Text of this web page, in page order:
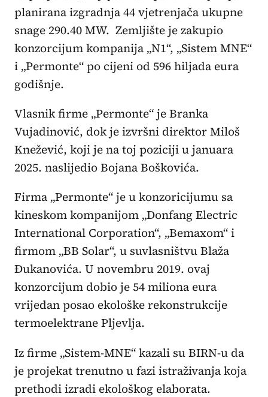
planirana izgradnja 44 vjetrenjača ukupne
snage 290.40 MW. Zemljište je zakupio
konzorcijum kompanija „N1“, „Sistem MNE“
i „Permonte“ po cijeni od 596 hiljada eura
godišnje.
Vlasnik firme „Permonte“ je Branka
Vujadinović, dok je izvršni direktor Miloš
Knežević, koji je na toj poziciji u januara
2025. naslijedio Bojana Boškovića.
Firma „Permonte“ je u konzoricijumu sa
kineskom kompanijom „Donfang Electric
International Corporation“, „Bemaxom“ i
firmom „BB Solar“, u suvlasništvu Blaža
Đukanovića. U novembru 2019. ovaj
konzorcijum dobio je 54 miliona eura
vrijedan posao ekološke rekonstrukcije
termoelektrane Pljevlja.
Iz firme „Sistem-MNE“ kazali su BIRN-u da
je projekat trenutno u fazi istraživanja koja
prethodi izradi ekološkog elaborata.